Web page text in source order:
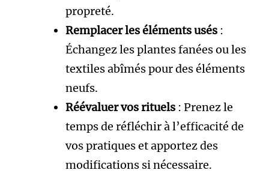
propreté.
Remplacer les éléments usés :
Échangez les plantes fanées ou les
textiles abîmés pour des éléments
neufs.
Réévaluer vos rituels : Prenez le
temps de réfléchir à l’efficacité de
vos pratiques et apportez des
modifications si nécessaire.